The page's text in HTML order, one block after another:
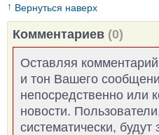
↑ Вернуться наверх
Комментариев (0)
Оставляя
и тон Вашего
непосредственно или
новости.
систематически,